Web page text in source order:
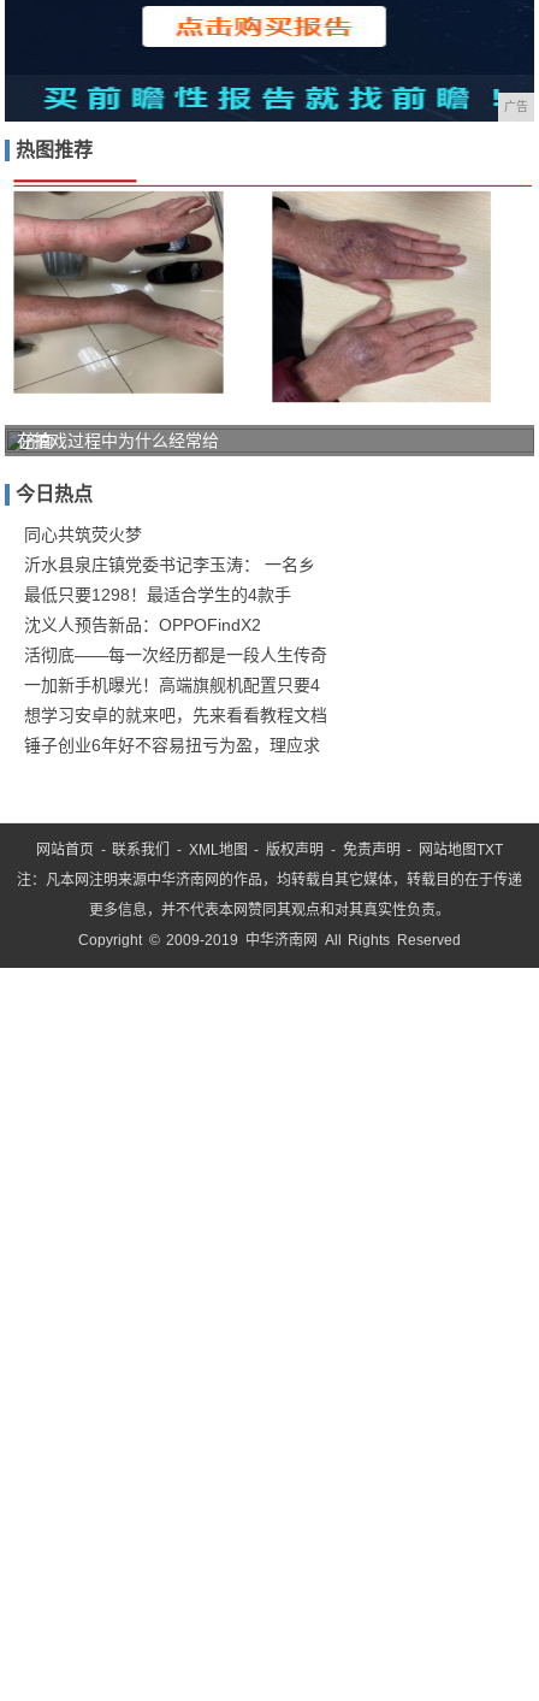
广告
热图推荐
济南
风湿
病医
院"三
阶
在拍戏过程中为什么经常给
今日热点
同心共筑荧火梦
沂水县泉庄镇党委书记李玉涛： 一名乡
最低只要1298！最适合学生的4款手
沈义人预告新品：OPPOFindX2
活彻底——每一次经历都是一段人生传奇
一加新手机曝光！高端旗舰机配置只要4
想学习安卓的就来吧，先来看看教程文档
锤子创业6年好不容易扭亏为盈，理应求
网站首页 -联系我们 - XML地图 -版权声明 - 免责声明 - 网站地图TXT
注：凡本网注明来源中华济南网的作品，均转载自其它媒体，转载目的在于传递
更多信息，并不代表本网赞同其观点和对其真实性负责。
Copyright © 2009-2019 中华济南网 All Rights Reserved